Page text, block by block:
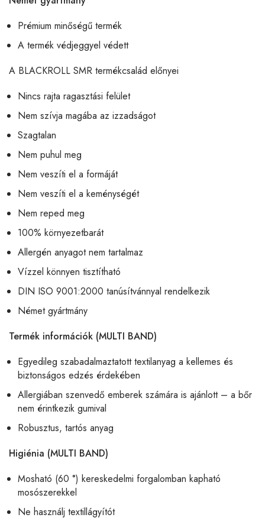
Prémium minőségű termék
A termék védjeggyel védett
A BLACKROLL SMR termékcsalád előnyei
Nincs rajta ragasztási felület
Nem szívja magába az izzadságot
Szagtalan
Nem puhul meg
Nem veszíti el a formáját
Nem veszíti el a keménységét
Nem reped meg
100% környezetbarát
Allergén anyagot nem tartalmaz
Vízzel könnyen tisztítható
DIN ISO 9001:2000 tanúsítvánnyal rendelkezik
Német gyártmány
Termék információk (MULTI BAND)
Egyedileg szabadalmaztatott textilanyag a kellemes és
biztonságos edzés érdekében
Allergiában szenvedő emberek számára is ajánlott – a bőr
nem érintkezik gumival
Robusztus, tartós anyag
Higiénia (MULTI BAND)
Mosható (60 °) kereskedelmi forgalomban kapható
mosószerekkel
Ne használj textillágyítót